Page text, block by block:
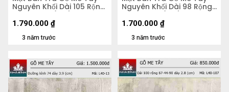
Nguyên Khối Dài 105 Rộng
58 Dày 5,2 (cm)
3 năm trước
1.790.000 ₫
Nguyên Khối Dài 98 Rộng
58 Dày 5,3 (cm)
3 năm trước
1.700.000 ₫